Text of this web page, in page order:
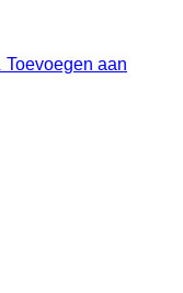
Toevoegen aan